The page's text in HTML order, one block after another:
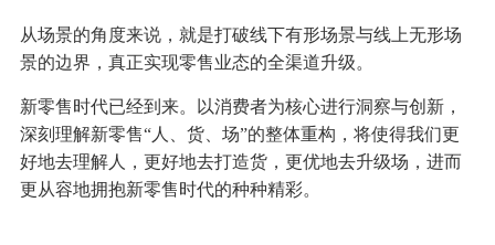
从场景的角度来说，就是打破线下有形场景与线上无形场
景的边界，真正实现零售业态的全渠道升级。
新零售时代已经到来。以消费者为核心进行洞察与创新，
深刻理解新零售“人、货、场”的整体重构，将使得我们更
好地去理解人，更好地去打造货，更优地去升级场，进而
更从容地拥抱新零售时代的种种精彩。